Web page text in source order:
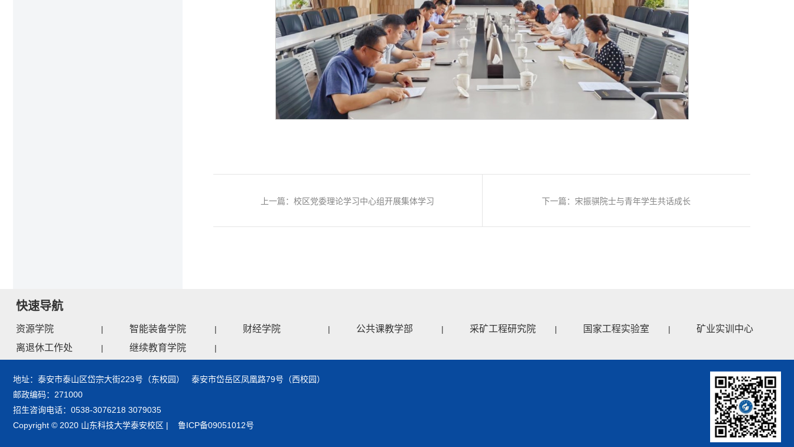
上一篇：校区党委理论学习中心组开展集体学习 下一篇：宋振骐院士与青年学生共话成长
快速导航
资源学院 | 智能装备学院 | 财经学院 | 公共课教学部 | 采矿工程研究院 | 国家工程实验室 |
矿业实训中心
离退休工作处
| 继续教育学院 |
地址：泰安市泰山区岱宗大街223号（东校园） 泰安市岱岳区凤凰路79号（西校园）
邮政编码：271000
招生咨询电话：0538-3076218 3079035
Copyright © 2020 山东科技大学泰安校区 | 鲁ICP备09051012号